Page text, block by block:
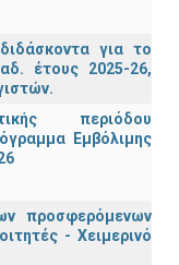
για το
έτους 2025-26,
περιόδου
Εμβόλιμης
προσφερόμενων
- Χειμερινό